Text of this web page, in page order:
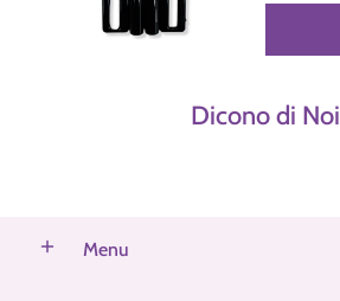
Dicono di Noi
Menu